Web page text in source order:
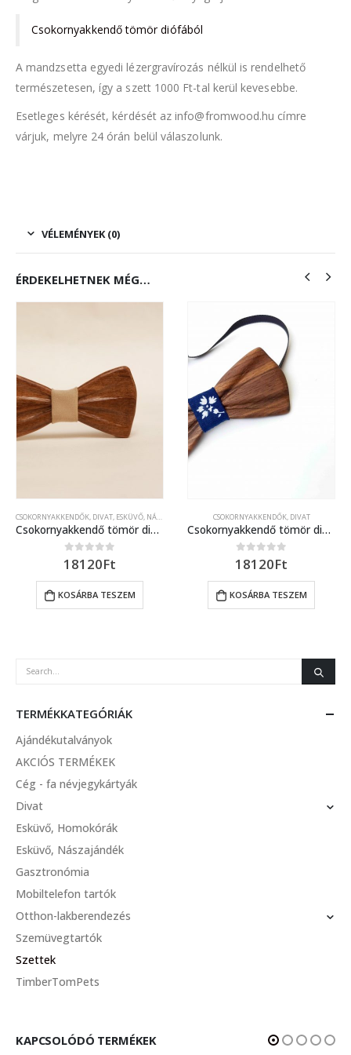
Csokornyakkendő tömör diófából
A mandzsetta egyedi lézergravírozás nélkül is rendelhető
természetesen, így a szett 1000 Ft-tal kerül kevesebbe.
Esetleges kérését, kérdését az info@fromwood.hu címre
várjuk, melyre 24 órán belül válaszolunk.
VÉLEMÉNYEK (0)
ÉRDEKELHETNEK MÉG…
CSOKORNYAKKENDŐK, DIVAT, ESKÜVŐ, NÁSZAJÁNDÉK
Csokornyakkendő tömör diófából
0 out of 5
18120Ft
KOSÁRBA TESZEM
CSOKORNYAKKENDŐK, DIVAT
Csokornyakkendő tömör diófából (virág mintával)
0 out of 5
18120Ft
KOSÁRBA TESZEM
TERMÉKKATEGÓRIÁK
Ajándékutalványok
AKCIÓS TERMÉKEK
Cég - fa névjegykártyák
Divat
Esküvő, Homokórák
Esküvő, Nászajándék
Gasztronómia
Mobiltelefon tartók
Otthon-lakberendezés
Szemüvegtartók
Szettek
TimberTomPets
KAPCSOLÓDÓ TERMÉKEK